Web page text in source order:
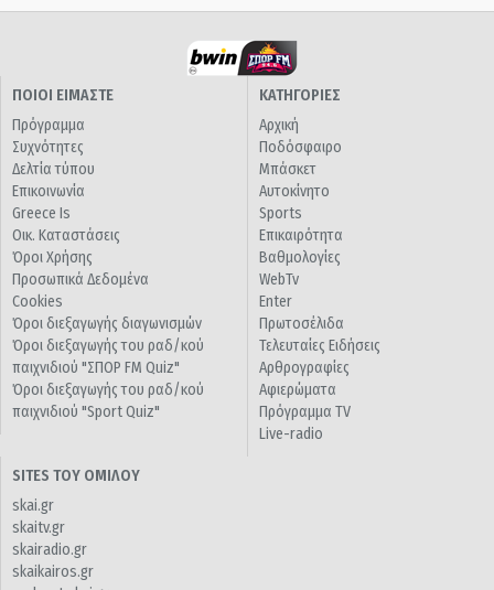
ΠΟΙΟΙ ΕΙΜΑΣΤΕ
Πρόγραμμα
Συχνότητες
Δελτία τύπου
Επικοινωνία
Greece Is
Οικ. Καταστάσεις
Όροι Χρήσης
Προσωπικά Δεδομένα
Cookies
Όροι διεξαγωγής διαγωνισμών
Όροι διεξαγωγής του ραδ/κού
παιχνιδιού "ΣΠΟΡ FM Quiz"
Όροι διεξαγωγής του ραδ/κού
παιχνιδιού "Sport Quiz"
ΚΑΤΗΓΟΡΙΕΣ
Αρχική
Ποδόσφαιρο
Μπάσκετ
Αυτοκίνητο
Sports
Επικαιρότητα
Βαθμολογίες
WebTv
Enter
Πρωτοσέλιδα
Τελευταίες Ειδήσεις
Αρθρογραφίες
Αφιερώματα
Πρόγραμμα TV
Live-radio
SITES ΤΟΥ ΟΜΙΛΟΥ
skai.gr
skaitv.gr
skairadio.gr
skaikairos.gr